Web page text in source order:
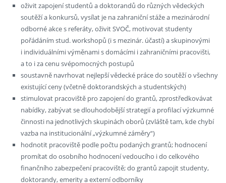
oživit zapojení studentů a doktorandů do různých vědeckých
soutěží a konkursů, vysílat je na zahraniční stáže a mezinárodní
odborné akce s referáty, oživit SVOČ, motivovat studenty
pořádáním stud. workshopů (i s mezinár. účastí) a skupinovými
i individuálními výměnami s domácími i zahraničními pracovišti,
a to i za cenu svépomocných postupů
soustavně navrhovat nejlepší vědecké práce do soutěží o všechny
existující ceny (včetně doktorandských a studentských)
stimulovat pracoviště pro zapojení do grantů, zprostředkovávat
nabídky, zabývat se dlouhodobější strategií a profilací výzkumné
činnosti na jednotlivých skupinách oborů (zvláště tam, kde chybí
vazba na institucionální „výzkumné záměry“)
hodnotit pracoviště podle počtu podaných grantů; hodnocení
promítat do osobního hodnocení vedoucího i do celkového
finančního zabezpečení pracoviště; do grantů zapojit studenty,
doktorandy, emerity a externí odborníky